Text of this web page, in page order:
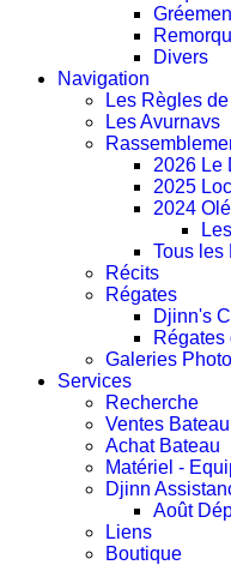
Divers
Navigation
Les Règles
Les Avurnavs
2026 Le
2025
2024
Tous les
Récits
Régates
Djinn's
Régates
Galeries Photo
Services
Recherche
Ventes Bateau
Achat Bateau
Matériel -
Djinn
Août
Liens
Boutique